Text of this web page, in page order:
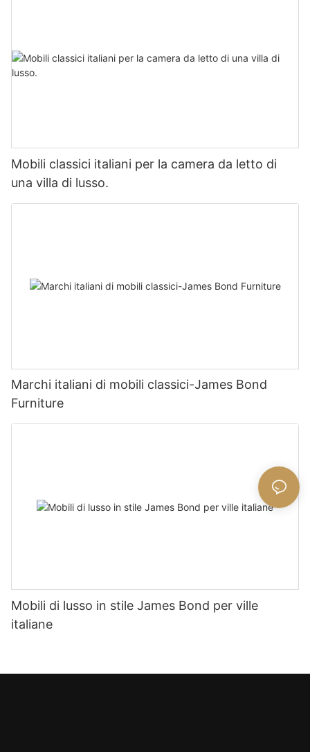
Mobili classici italiani per la camera da letto di
una villa di lusso.
Marchi italiani di mobili classici-James Bond
Furniture
Mobili di lusso in stile James Bond per ville
italiane